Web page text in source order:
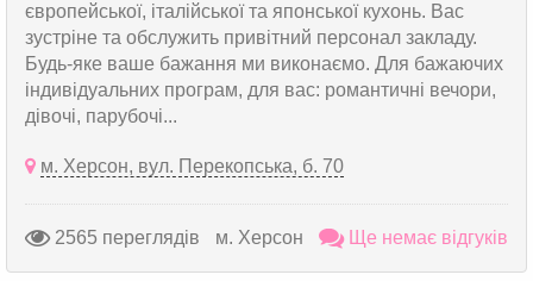
європейської, італійської та японської кухонь. Вас
зустріне та обслужить привітний персонал закладу.
Будь-яке ваше бажання ми виконаємо. Для бажаючих
індивідуальних програм, для вас: романтичні вечори,
дівочі, парубочі...
м. Херсон, вул. Перекопська, б. 70
2565 переглядів м. Херсон Ще немає відгуків